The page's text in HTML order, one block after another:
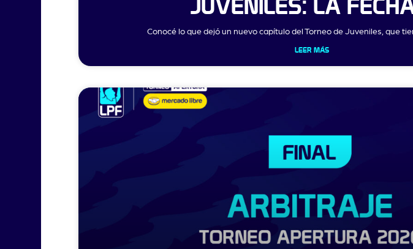
JUVENILES: LA FECHA
Conocé lo que dejó un nuevo capítulo del Torneo de Juveniles, que
LEER MÁS